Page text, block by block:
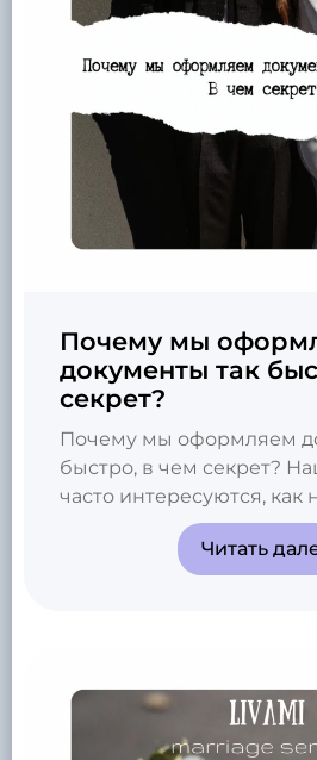
Почему мы
документы так
секрет?
Почему мы оформляем
быстро, в чем секрет?
часто интересуются, как
Читать